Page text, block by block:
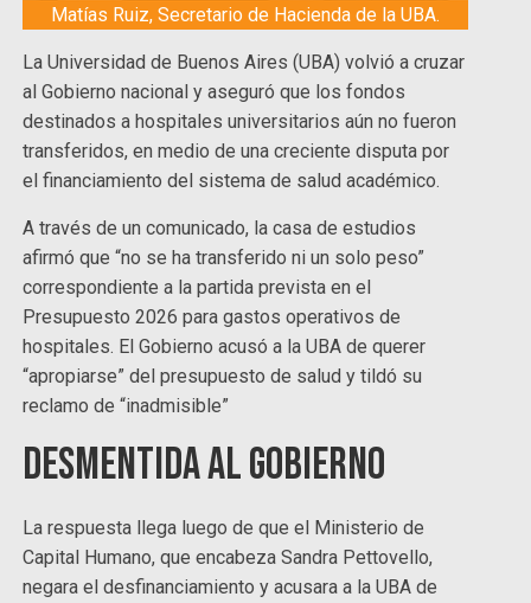
Matías Ruiz, Secretario de Hacienda de la UBA.
La Universidad de Buenos Aires (UBA) volvió a cruzar
al Gobierno nacional y aseguró que los fondos
destinados a hospitales universitarios aún no fueron
transferidos, en medio de una creciente disputa por
el financiamiento del sistema de salud académico.
A través de un comunicado, la casa de estudios
afirmó que “no se ha transferido ni un solo peso”
correspondiente a la partida prevista en el
Presupuesto 2026 para gastos operativos de
hospitales. El Gobierno acusó a la UBA de querer
“apropiarse” del presupuesto de salud y tildó su
reclamo de “inadmisible”
Desmentida al gobierno
La respuesta llega luego de que el Ministerio de
Capital Humano, que encabeza Sandra Pettovello,
negara el desfinanciamiento y acusara a la UBA de